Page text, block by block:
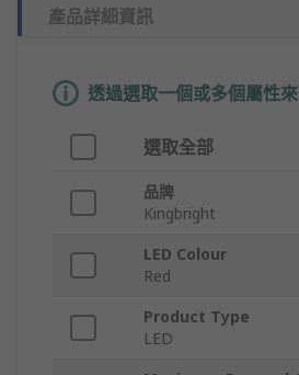
產品詳細資訊
透過選取一個或多個屬性
選取全部
品牌
Kingbright
LED Colour
Red
Product Type
LED